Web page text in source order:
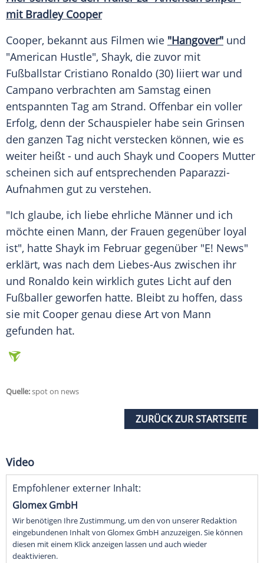
mit Bradley Cooper
Cooper, bekannt aus Filmen wie "Hangover" und
"American Hustle", Shayk, die zuvor mit
Fußballstar Cristiano Ronaldo (30) liiert war und
Campano verbrachten am Samstag einen
entspannten Tag am Strand. Offenbar ein voller
Erfolg, denn der Schauspieler habe sein Grinsen
den ganzen Tag nicht verstecken können, wie es
weiter heißt - und auch Shayk und Coopers Mutter
scheinen sich auf entsprechenden Paparazzi-
Aufnahmen gut zu verstehen.
"Ich glaube, ich liebe ehrliche Männer und ich
möchte einen Mann, der Frauen gegenüber loyal
ist", hatte Shayk im Februar gegenüber "E! News"
erklärt, was nach dem Liebes-Aus zwischen ihr
und Ronaldo kein wirklich gutes Licht auf den
Fußballer geworfen hatte. Bleibt zu hoffen, dass
sie mit Cooper genau diese Art von Mann
gefunden hat.
Quelle:spot on news
ZURÜCK ZUR STARTSEITE
Video
Empfohlener externer Inhalt:
Glomex GmbH
Wir benötigen Ihre Zustimmung, um den von unserer Redaktion
eingebundenen Inhalt von Glomex GmbH anzuzeigen. Sie können
diesen mit einem Klick anzeigen lassen und auch wieder
deaktivieren.